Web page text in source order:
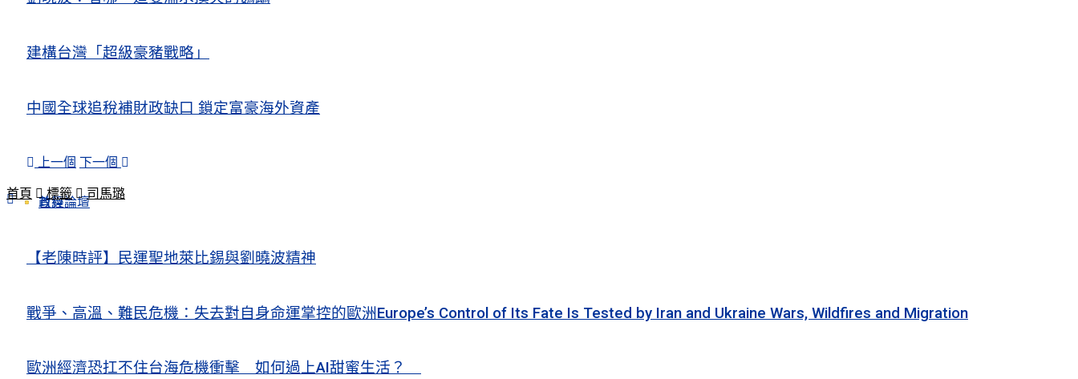
建構台灣「超級豪豬戰略」
中國全球追稅補財政缺口 鎖定富豪海外資產
上一個 下一個
政經論壇
【老陳時評】民運聖地萊比錫與劉曉波精神
戰爭、高溫、難民危機：失去對自身命運掌控的歐洲Europe’s Control of Its Fate Is Tested by Iran and Ukraine Wars, Wildfires and Migration
歐洲經濟恐扛不住台海危機衝擊 如何過上AI甜蜜生活？
首頁
首頁 標籤 司馬璐